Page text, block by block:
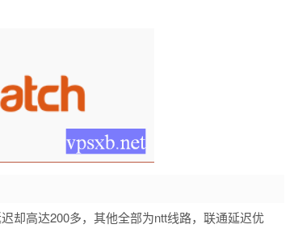
却高达200多，其他全部为ntt线路，联通延迟优